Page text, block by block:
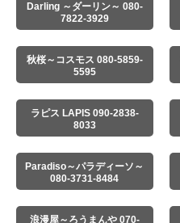
Darling ～ダーリン～ 080-
7822-3929
秋桜～コスモス 080-5859-
5595
ラピス LAPIS 090-2838-
8033
Paradiso～パラディーソ～
080-3731-8484
浪漫屋～ろうまんや 070-